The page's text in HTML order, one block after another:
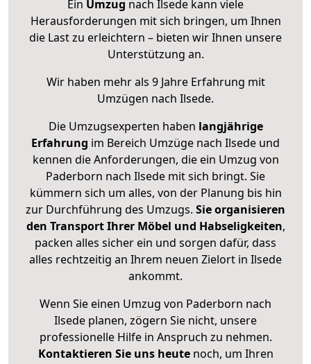
Ein Umzug nach Ilsede kann viele
Herausforderungen mit sich bringen, um Ihnen
die Last zu erleichtern – bieten wir Ihnen unsere
Unterstützung an.
Wir haben mehr als 9 Jahre Erfahrung mit
Umzügen nach Ilsede.
Die Umzugsexperten haben langjährige
Erfahrung im Bereich Umzüge nach Ilsede und
kennen die Anforderungen, die ein Umzug von
Paderborn nach Ilsede mit sich bringt. Sie
kümmern sich um alles, von der Planung bis hin
zur Durchführung des Umzugs. Sie organisieren
den Transport Ihrer Möbel und Habseligkeiten,
packen alles sicher ein und sorgen dafür, dass
alles rechtzeitig an Ihrem neuen Zielort in Ilsede
ankommt.
Wenn Sie einen Umzug von Paderborn nach
Ilsede planen, zögern Sie nicht, unsere
professionelle Hilfe in Anspruch zu nehmen.
Kontaktieren Sie uns heutenoch, um Ihren